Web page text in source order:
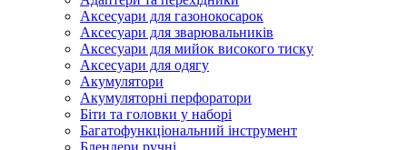
Аксесуари для газонокосарок
Аксесуари для зварювальників
Аксесуари для мийок високого тиску
Аксесуари для одягу
Акумулятори
Акумуляторні перфоратори
Біти та головки у наборі
Багатофункціональний інструмент
Блендери ручні